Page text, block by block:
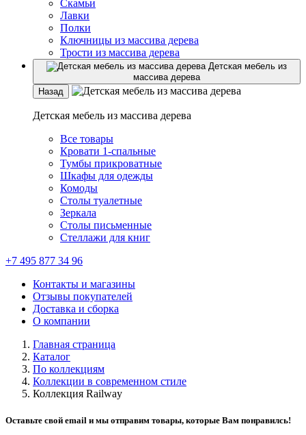
Скамьи
Лавки
Полки
Ключницы из массива дерева
Трости из массива дерева
Детская мебель из
массива дерева
Назад
Детская мебель из массива дерева
Все товары
Кровати 1-спальные
Тумбы прикроватные
Шкафы для одежды
Комоды
Столы туалетные
Зеркала
Столы письменные
Стеллажи для книг
+7 495 877 34 96
Контакты и магазины
Отзывы покупателей
Доставка и сборка
О компании
Главная страница
Каталог
По коллекциям
Коллекции в современном стиле
Коллекция Railway
Оставьте свой email и мы отправим товары, которые Вам понравилсь!